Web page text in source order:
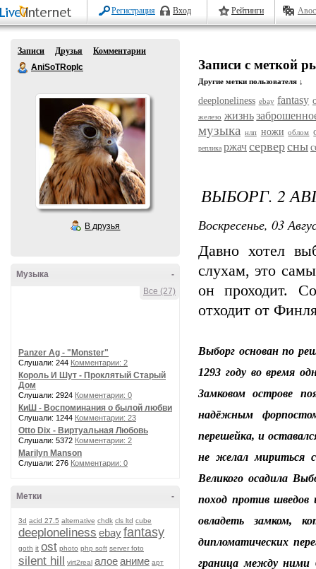
Регистрация Вход Рейтинги
Записи Друзья
Комментарии
AniSoTRopIc
В друзья
-
Музыка
Все (27)
Panzer Ag - "Monster"
Слушали: 244 Комментарии: 2
Король И Шут - Проклятый Старый
Дом
Слушали: 2924 Комментарии: 0
КиШ - Воспоминания о былой любви
Слушали: 1244 Комментарии: 23
Otto Dix - Виртуальная Любовь
Слушали: 5372 Комментарии: 2
Marilyn Manson
Слушали: 276 Комментарии: 0
-
Метки
3d acid 27.5 alternative chdk cls ltd cube
deeploneliness ebayfantasy
goth it ost photo php soft server foto
silent hill virt2real алоеаниме арт
Записи с меткой
Другие метки пользователя ↓
deeploneliness ebay fantasy
железо жизнь
музыка нлп ножи облом
реплика ржачсерверсны
ВЫБОРГ. 2
Воскресенье, 03
Давно хотел
слухам, это
он проходит.
отходит от
Выборг основан по
1293 году во время
Замковом острове
надёжным
перешейка, и
не желал мириться с
Великого осадила
поход против шведов
овладеть замком,
дипломатических
граница между ними